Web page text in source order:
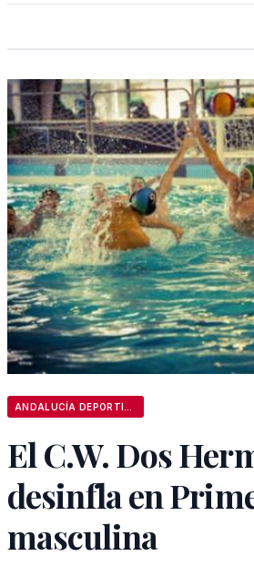
El C.W. Dos
desinfla en
masculina